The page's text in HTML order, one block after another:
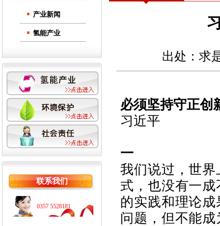
产业新闻
氢能产业
联系我们
0357 5528181
出处：求
必须坚持守正创
习近平
一
我们说过，世
式，也没有一
的实践和理论
问题，但不能